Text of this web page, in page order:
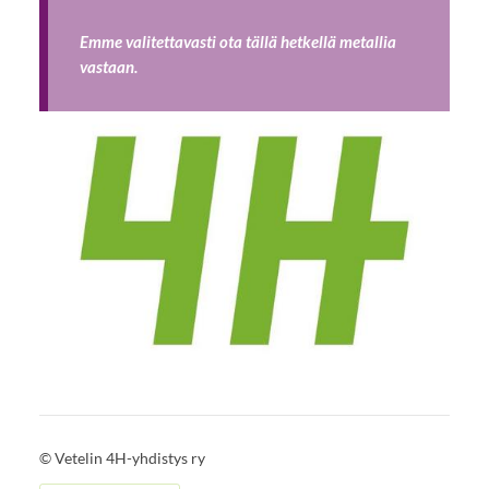
Emme valitettavasti ota tällä hetkellä metallia
vastaan.
©Vetelin 4H-yhdistys ry